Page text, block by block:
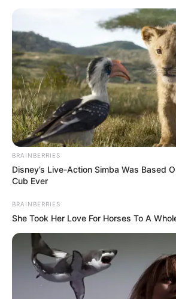
A saída de maternidade também
lembrancinha, não é? São
para meninos, meninas e
papais que querem fazer
ao novo membro da família.
BRAINBERRIES
Disney’s Live-Action Simba Was Based
Cub Ever
BRAINBERRIES
She Took Her Love For Horses To A